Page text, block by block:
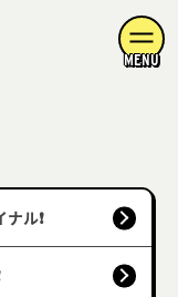
MENU
ル❗️